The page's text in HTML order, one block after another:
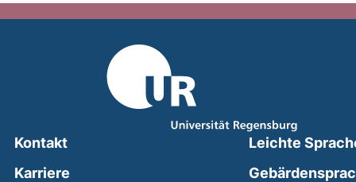
Kontakt
Karriere
Leichte